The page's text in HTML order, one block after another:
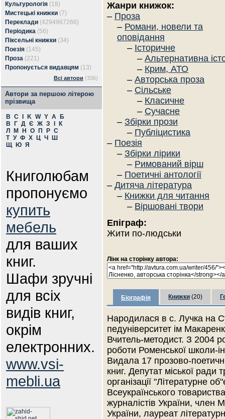
Культурологія (18)
Мистецькі книжки (7)
Переклади (4294967266)
Періодика (56)
Піксельні книжки (34)
Поезія (145)
Проза (221)
Пропонується видавцям (13)
Всі автори (336)
Автори за першою літерою
прізвища
B C K W Y А
Б
В
Г Д Є Ж З
К
Л
М Н О П Р С
Т У Ф Х Ц Ч
Ш
Щ
Ю Я
Книголюбам
пропонуємо
купить
мебель
для ваших
книг.
Шафи зручні
для всіх
видів книг,
окрім
електронних.
www.vsi-
mebli.ua
Жанри книжок:
– Проза
– Романи, новели та
оповідання
– Історичне
– Альтернативна
– Крим, АТО
– Авторська проза
– Сільське
– Класичне
– Сучасне
– Збірки прози
– Публіцистика
– Поезія
– Збірки лірики
– Римований вірш
– Поетичні антології
– Дитяча література
– Книжки для читання
– Віршовані твори
Епіграф:
Жити по-людськи
Лінк на сторінку автора:
Біографія Книжки (20)
Народилася в с. Лучка на
педуніверситет ім
Вчитель-методист. З 2004
роботи Роменської школи-
Видала 17 прозово-
книг. Депутат міської ради
організації
Всеукраїнського
журналістів України, член
України, лауреат